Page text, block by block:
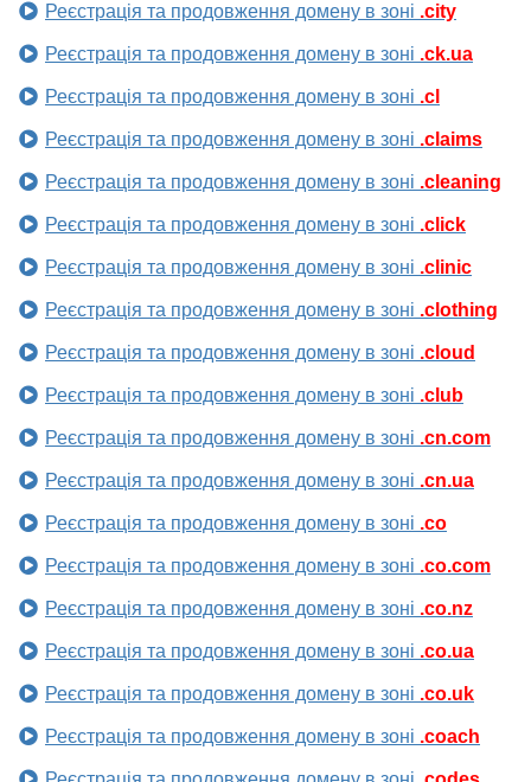
Реєстрація та продовження домену в зоні .city
Реєстрація та продовження домену в зоні .ck.ua
Реєстрація та продовження домену в зоні .cl
Реєстрація та продовження домену в зоні .claims
Реєстрація та продовження домену в зоні .cleaning
Реєстрація та продовження домену в зоні .click
Реєстрація та продовження домену в зоні .clinic
Реєстрація та продовження домену в зоні .clothing
Реєстрація та продовження домену в зоні .cloud
Реєстрація та продовження домену в зоні .club
Реєстрація та продовження домену в зоні .cn.com
Реєстрація та продовження домену в зоні .cn.ua
Реєстрація та продовження домену в зоні .co
Реєстрація та продовження домену в зоні .co.com
Реєстрація та продовження домену в зоні .co.nz
Реєстрація та продовження домену в зоні .co.ua
Реєстрація та продовження домену в зоні .co.uk
Реєстрація та продовження домену в зоні .coach